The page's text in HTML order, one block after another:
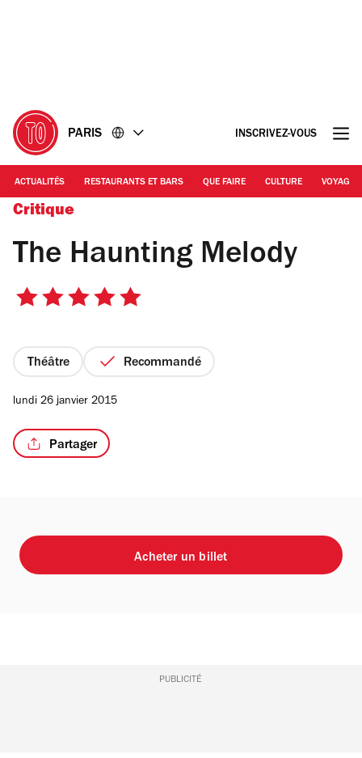
PARIS INSCRIVEZ-VOUS
ACTUALITÉS RESTAURANTS ET BARS QUE FAIRE CULTURE VOYAGE
Critique
The Haunting Melody
5
étoiles
Théâtre Recommandé
lundi 26 janvier 2015
Partager
Acheter un billet
PUBLICITÉ